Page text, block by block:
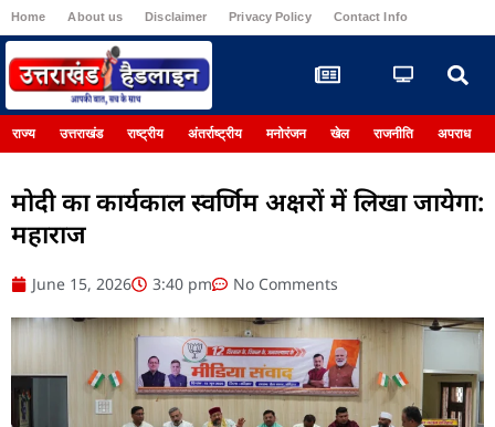
Home About us Disclaimer Privacy Policy Contact Info
राज्य उत्तराखंड राष्ट्रीय अंतर्राष्ट्रीय मनोरंजन खेल राजनीति अपराध
मोदी का कार्यकाल स्वर्णिम अक्षरों में लिखा जायेगा:
महाराज
June 15, 2026 3:40 pm No Comments